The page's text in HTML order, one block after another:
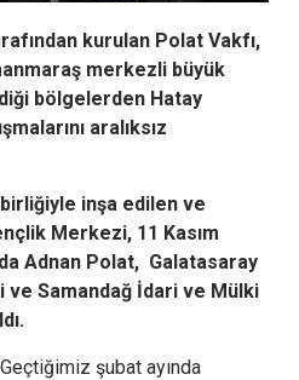
kurulan Polat Vakfı,
merkezli büyük
bölgelerden Hatay
aralıksız
inşa edilen ve
Merkezi, 11 Kasım
Adnan Polat, Galatasaray
Samandağ İdari ve Mülki
şubat ayında